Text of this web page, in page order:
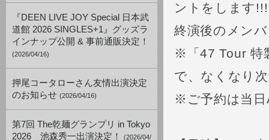
『DEEN LIVE JOY Special 日本武
道館 2026 SINGLES+1』グッズラ
インナップ公開 & 事前通販決定！
(2026/04/16)
押尾コータローさん友情出演決定
のお知らせ (2026/04/16)
第7回 The乾麺グランプリ in Tokyo
2026 池森秀一出演決定！
(2026/04/
ントをします!!!
終演後のメン
※「47 Tour 特
で、なくなり
※ご予約は当